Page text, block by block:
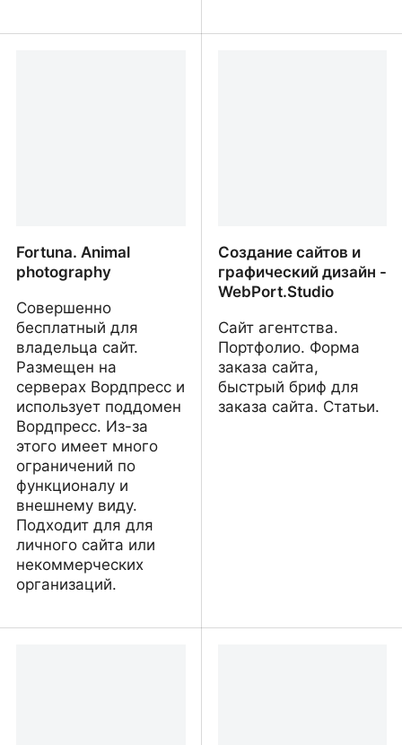
Fortuna. Animal
photography
Совершенно
бесплатный для
владельца сайт.
Размещен на
серверах Вордпресс и
использует поддомен
Вордпресс. Из-за
этого имеет много
ограничений по
функционалу и
внешнему виду.
Подходит для для
личного сайта или
некоммерческих
организаций.
Создание сайтов и
графический дизайн -
WebPort.Studio
Сайт агентства.
Портфолио. Форма
заказа сайта,
быстрый бриф для
заказа сайта. Статьи.